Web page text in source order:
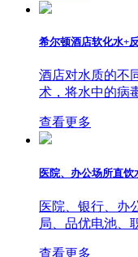
希尔顿酒店软化水+
酒店对水质的不
术，将水中的病
查看更多
医院、办公场所直饮
医院、银行、办
局、品优电池、
查看更多